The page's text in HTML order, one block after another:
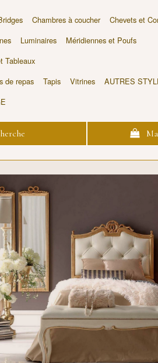
Chambres à coucher
Chevets et
Luminaires
Méridiennes et Poufs
Tableaux
de repas Tapis Vitrines
AUTRES
Ma